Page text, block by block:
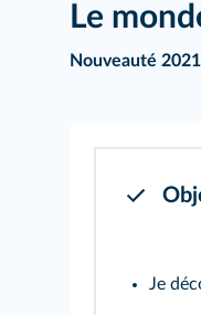
Le
Nouveauté
Je